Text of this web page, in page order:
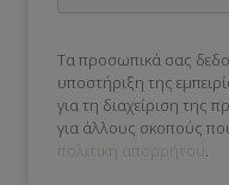
Τα προσωπικά σας
υποστήριξη της
για τη διαχείριση της
για άλλους σκοπούς
πολιτική απορρήτου.